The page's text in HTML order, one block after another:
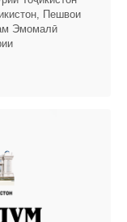
Пешвои
Эмомалӣ